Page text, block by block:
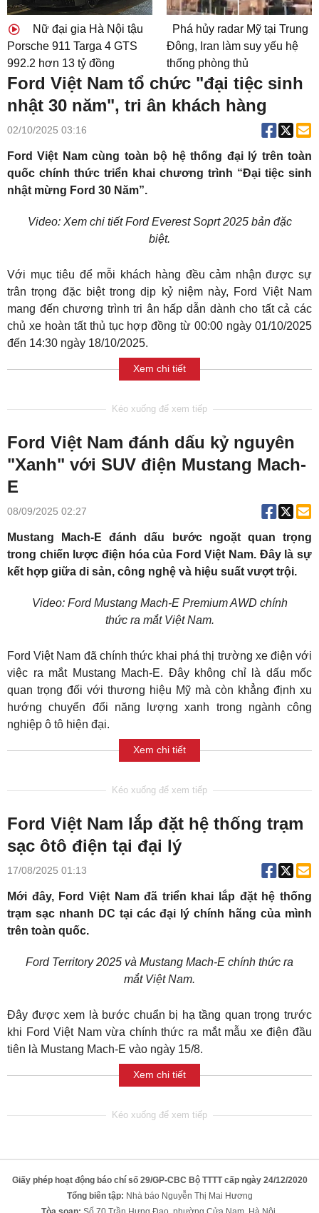
Nữ đại gia Hà Nội tậu
Porsche 911 Targa 4 GTS
992.2 hơn 13 tỷ đồng
Phá hủy radar Mỹ tại Trung
Đông, Iran làm suy yếu hệ
thống phòng thủ
Ford Việt Nam tổ chức "đại tiệc sinh
nhật 30 năm", tri ân khách hàng
02/10/2025 03:16
Ford Việt Nam cùng toàn bộ hệ thống đại lý trên toàn
quốc chính thức triển khai chương trình “Đại tiệc sinh
nhật mừng Ford 30 Năm”.
Video: Xem chi tiết Ford Everest Soprt 2025 bản đặc
biệt.
Với mục tiêu để mỗi khách hàng đều cảm nhận được sự
trân trọng đặc biệt trong dịp kỷ niệm này, Ford Việt Nam
mang đến chương trình tri ân hấp dẫn dành cho tất cả các
chủ xe hoàn tất thủ tục hợp đồng từ 00:00 ngày 01/10/2025
đến 14:30 ngày 18/10/2025.
Xem chi tiết
Ford Việt Nam đánh dấu kỷ nguyên
"Xanh" với SUV điện Mustang Mach-
E
08/09/2025 02:27
Mustang Mach-E đánh dấu bước ngoặt quan trọng
trong chiến lược điện hóa của Ford Việt Nam. Đây là sự
kết hợp giữa di sản, công nghệ và hiệu suất vượt trội.
Video: Ford Mustang Mach-E Premium AWD chính
thức ra mắt Việt Nam.
Ford Việt Nam đã chính thức khai phá thị trường xe điện với
việc ra mắt Mustang Mach-E. Đây không chỉ là dấu mốc
quan trọng đối với thương hiệu Mỹ mà còn khẳng định xu
hướng chuyển đổi năng lượng xanh trong ngành công
nghiệp ô tô hiện đại.
Xem chi tiết
Ford Việt Nam lắp đặt hệ thống trạm
sạc ôtô điện tại đại lý
17/08/2025 01:13
Mới đây, Ford Việt Nam đã triển khai lắp đặt hệ thống
trạm sạc nhanh DC tại các đại lý chính hãng của mình
trên toàn quốc.
Ford Territory 2025 và Mustang Mach-E chính thức ra
mắt Việt Nam.
Đây được xem là bước chuẩn bị hạ tầng quan trọng trước
khi Ford Việt Nam vừa chính thức ra mắt mẫu xe điện đầu
tiên là Mustang Mach-E vào ngày 15/8.
Xem chi tiết
Giấy phép hoạt động báo chí số 29/GP-CBC Bộ TTTT cấp ngày 24/12/2020
Tổng biên tập: Nhà báo Nguyễn Thị Mai Hương